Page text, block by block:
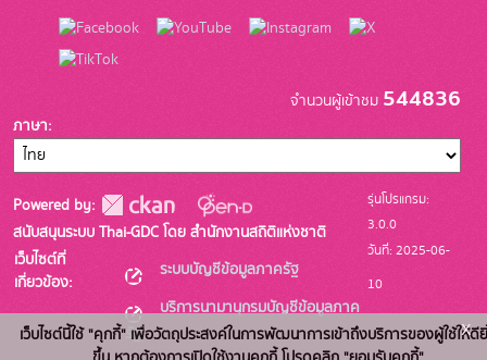
จำนวนผู้เข้าชม 544836
ภาษา
Powered by:
สนับสนุนระบบ Thai-GDC โดย สำนักงานสถิติแห่งชาติ
เว็บไซต์ที่
เกี่ยวข้อง:
ระบบบัญชีข้อมูลภาครัฐ
บริการนามานุกรมบัญชีข้อมูลภาค
รัฐ
รุ่นโปรแกรม:
3.0.0
วันที่: 2025-06-
10
เว็บไซต์นี้ใช้ "คุกกี้" เพื่อวัตถุประสงค์ในการพัฒนาการเข้าถึงบริการของผู้ใช้ให้ดี
x